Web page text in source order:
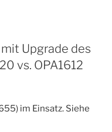
Upgrade des
vs. OPA1612
im Einsatz. Siehe